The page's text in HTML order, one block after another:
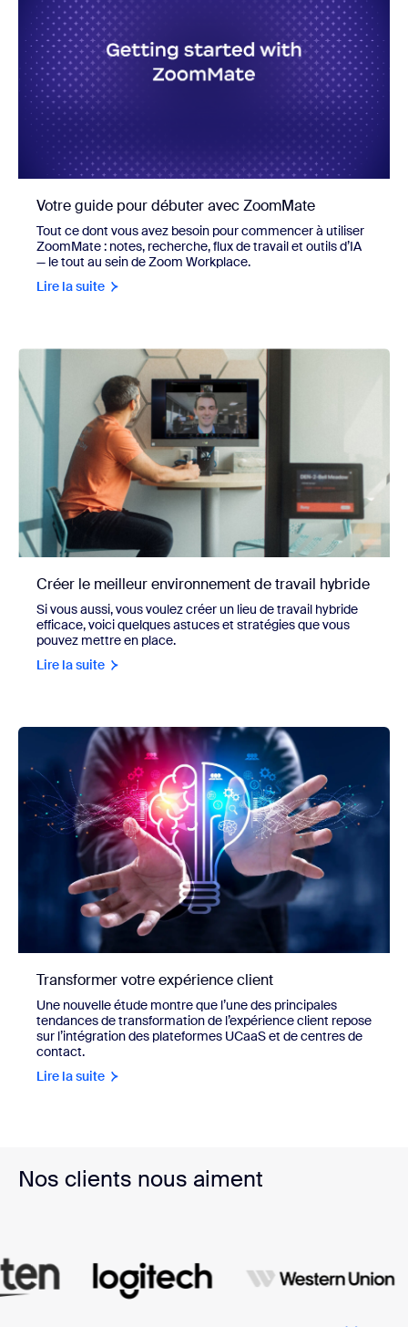
Votre guide pour débuter avec ZoomMate
Tout ce dont vous avez besoin pour commencer à utiliser
ZoomMate : notes, recherche, flux de travail et outils d’IA
— le tout au sein de Zoom Workplace.
Lire la suite
Créer le meilleur environnement de travail hybride
Si vous aussi, vous voulez créer un lieu de travail hybride
efficace, voici quelques astuces et stratégies que vous
pouvez mettre en place.
Lire la suite
Transformer votre expérience client
Une nouvelle étude montre que l’une des principales
tendances de transformation de l’expérience client repose
sur l’intégration des plateformes UCaaS et de centres de
contact.
Lire la suite
Nos clients nous aiment